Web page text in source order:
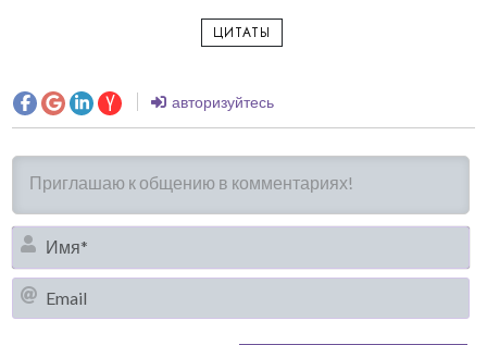
ЦИТАТЫ
авторизуйтесь